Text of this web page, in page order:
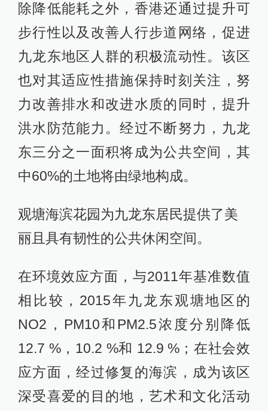
除降低能耗之外，香港还通过提升可
步行性以及改善人行步道网络，促进
九龙东地区人群的积极流动性。该区
也对其适应性措施保持时刻关注，努
力改善排水和改进水质的同时，提升
洪水防范能力。经过不断努力，九龙
东三分之一面积将成为公共空间，其
中60%的土地将由绿地构成。
观塘海滨花园为九龙东居民提供了美
丽且具有韧性的公共休闲空间。
在环境效应方面，与2011年基准数值
相比较，2015年九龙东观塘地区的
NO2，PM10和PM2.5浓度分别降低
12.7 %，10.2 %和 12.9 %；在社会效
应方面，经过修复的海滨，成为该区
深受喜爱的目的地，艺术和文化活动